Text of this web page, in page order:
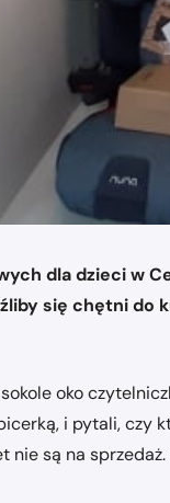
dla dzieci w
się chętni do
oko
i pytali, czy
są na